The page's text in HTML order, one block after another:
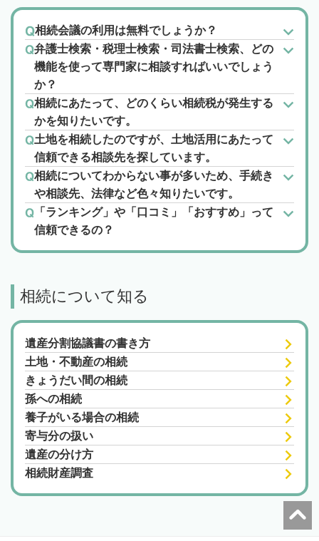
相続会議の利用は無料でしょうか？
弁護士検索・税理士検索・司法書士検索、どの
機能を使って専門家に相談すればいいでしょう
か？
相続にあたって、どのくらい相続税が発生する
かを知りたいです。
土地を相続したのですが、土地活用にあたって
信頼できる相談先を探しています。
相続についてわからない事が多いため、手続き
や相談先、法律など色々知りたいです。
「ランキング」や「口コミ」「おすすめ」って
信頼できるの？
相続について知る
遺産分割協議書の書き方
土地・不動産の相続
きょうだい間の相続
孫への相続
養子がいる場合の相続
寄与分の扱い
遺産の分け方
相続財産調査